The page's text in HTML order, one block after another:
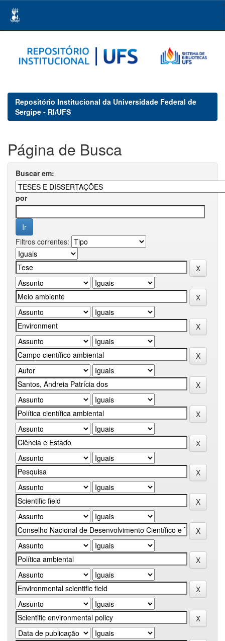
navigation
Repositório Institucional da Universidade Federal de
Sergipe - RI/UFS
Página de Busca
Buscar em:
por
Filtros correntes: